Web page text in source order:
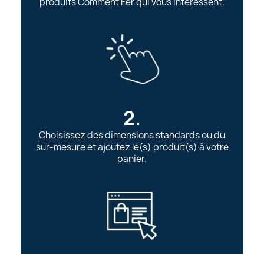
2.
Choisissez des dimensions standards ou du
sur-mesure et ajoutez le(s) produit(s) à votre
panier.